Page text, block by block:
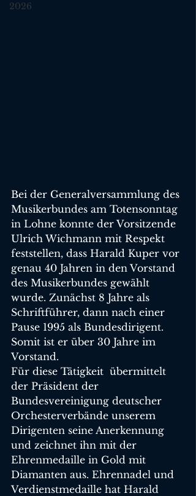
2026
Bei der Generalversammlung des
Musikerbundes am Totensonntag
in Lohne konnte der Vorsitzende
Ulrich Wichmann mit Respekt
feststellen, dass Harald Kuper vor
genau 40 Jahren in den Vorstand
des Musikerbundes gewählt
wurde. Zunächst 8 Jahre als
Schriftführer, dann nach einer
Pause 1995 als Bundesdirigent.
Somit ist er über 30 Jahre im
Vorstand.
Für diese Tätigkeit  übermittelt
der Präsident der
Bundesvereinigung deutscher
Orchesterverbände unserem
Dirigenten seine Anerkennung
und zeichnet ihn mit der
Ehrenmedaille in Gold mit
Diamanten aus. Ehrennadel und
Verdienstmedaille hat Harald